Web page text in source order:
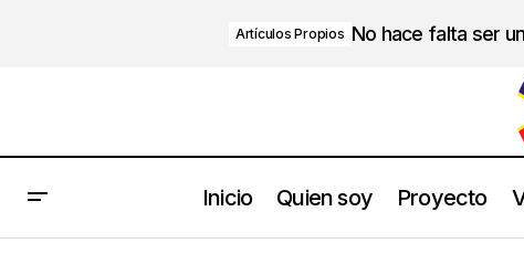
Artículos Propios No hace falta ser
Inicio Quien soy Proyecto